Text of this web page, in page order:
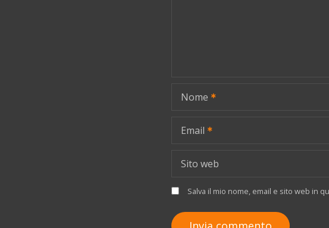
Nome
Email
Sito web
Salva il mio nome, email e sito web in